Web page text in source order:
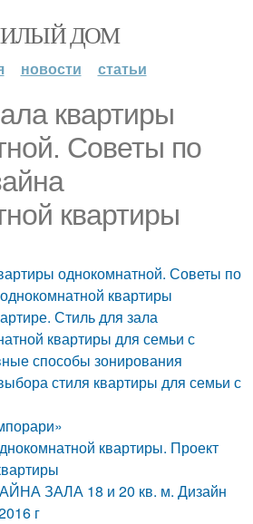
ДОМ
новости статьи
квартиры
Советы по
квартиры
однокомнатной. Советы по
квартиры
Стиль для зала
квартиры для семьи с
способы зонирования
стиля квартиры для семьи с
квартиры. Проект
ЗАЛА 18 и 20 кв. м. Дизайн
г